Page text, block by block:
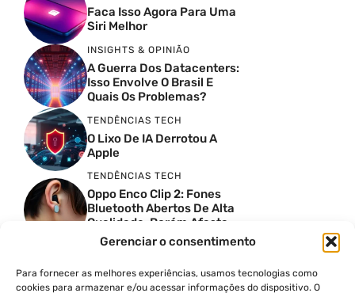
Gerenciar o consentimento
Para fornecer as melhores experiências, usamos tecnologias como
cookies para armazenar e/ou acessar informações do dispositivo. O
Faca Isso Agora Para Uma
Siri Melhor
INSIGHTS & OPINIÃO
A Guerra Dos Datacenters:
Isso Envolve O Brasil E
Quais Os Problemas?
TENDÊNCIAS TECH
O Lixo De IA Derrotou A
Apple
TENDÊNCIAS TECH
Oppo Enco Clip 2: Fones
Bluetooth Abertos De Alta
Qualidade, Porém Afasta
Novatos
Troquei Meu Garmin
Premium Por Um Relógio